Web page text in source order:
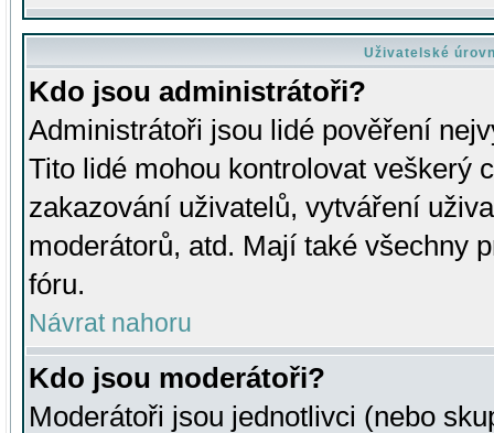
Uživatelské
Kdo jsou administrátoři?
Administrátoři jsou lidé pověření
Tito lidé mohou kontrolovat veškerý
zakazování uživatelů, vytváření
moderátorů, atd. Mají také všechny
fóru.
Návrat nahoru
Kdo jsou moderátoři?
Moderátoři jsou jednotlivci (nebo